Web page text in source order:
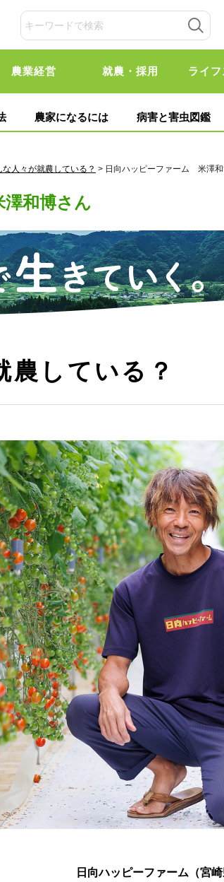
農業経営 就農・採用 ライ
農家になるには 病害と害虫図鑑
な人々が就農している？ > 日向ハッピーファーム 米澤和
和博さん
農している？
日向ハッピーファーム （宮